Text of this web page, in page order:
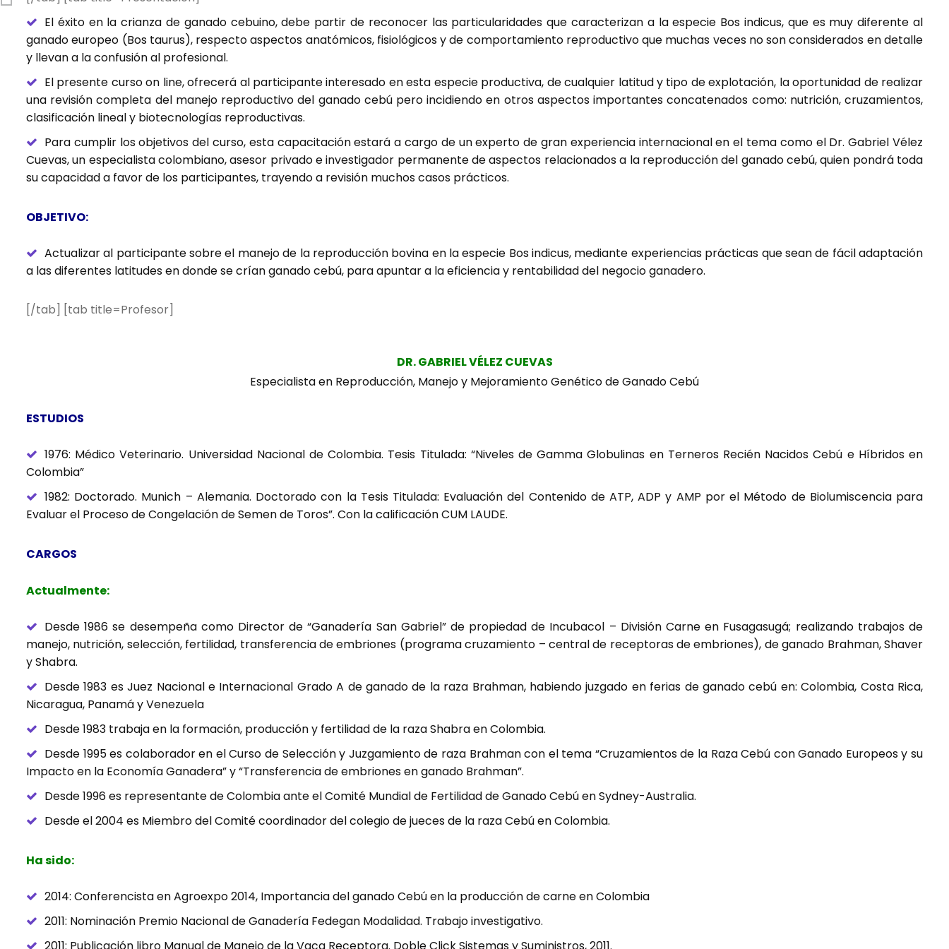
El éxito en la crianza de ganado cebuino, debe partir de reconocer las particularidades que caracterizan a la especie Bos indicus, que es muy diferente al
ganado europeo (Bos taurus), respecto aspectos anatómicos, fisiológicos y de comportamiento reproductivo que muchas veces no son considerados en detalle
y llevan a la confusión al profesional.
El presente curso on line, ofrecerá al participante interesado en esta especie productiva, de cualquier latitud y tipo de explotación, la oportunidad de realizar
una revisión completa del manejo reproductivo del ganado cebú pero incidiendo en otros aspectos importantes concatenados como: nutrición, cruzamientos,
clasificación lineal y biotecnologías reproductivas.
Para cumplir los objetivos del curso, esta capacitación estará a cargo de un experto de gran experiencia internacional en el tema como el Dr. Gabriel Vélez
Cuevas, un especialista colombiano, asesor privado e investigador permanente de aspectos relacionados a la reproducción del ganado cebú, quien pondrá toda
su capacidad a favor de los participantes, trayendo a revisión muchos casos prácticos.
OBJETIVO:
Actualizar al participante sobre el manejo de la reproducción bovina en la especie Bos indicus, mediante experiencias prácticas que sean de fácil adaptación
a las diferentes latitudes en donde se crían ganado cebú, para apuntar a la eficiencia y rentabilidad del negocio ganadero.
[/tab] [tab title=Profesor]
DR. GABRIEL VÉLEZ CUEVAS
Especialista en Reproducción, Manejo y Mejoramiento Genético de Ganado Cebú
ESTUDIOS
1976: Médico Veterinario. Universidad Nacional de Colombia. Tesis Titulada: “Niveles de Gamma Globulinas en Terneros Recién Nacidos Cebú e Híbridos en
Colombia”
1982: Doctorado. Munich – Alemania. Doctorado con la Tesis Titulada: Evaluación del Contenido de ATP, ADP y AMP por el Método de Biolumiscencia para
Evaluar el Proceso de Congelación de Semen de Toros”. Con la calificación CUM LAUDE.
CARGOS
Actualmente:
Desde 1986 se desempeña como Director de “Ganadería San Gabriel” de propiedad de Incubacol – División Carne en Fusagasugá; realizando trabajos de
manejo, nutrición, selección, fertilidad, transferencia de embriones (programa cruzamiento – central de receptoras de embriones), de ganado Brahman, Shaver
y Shabra.
Desde 1983 es Juez Nacional e Internacional Grado A de ganado de la raza Brahman, habiendo juzgado en ferias de ganado cebú en: Colombia, Costa Rica,
Nicaragua, Panamá y Venezuela
Desde 1983 trabaja en la formación, producción y fertilidad de la raza Shabra en Colombia.
Desde 1995 es colaborador en el Curso de Selección y Juzgamiento de raza Brahman con el tema “Cruzamientos de la Raza Cebú con Ganado Europeos y su
Impacto en la Economía Ganadera” y “Transferencia de embriones en ganado Brahman”.
Desde 1996 es representante de Colombia ante el Comité Mundial de Fertilidad de Ganado Cebú en Sydney-Australia.
Desde el 2004 es Miembro del Comité coordinador del colegio de jueces de la raza Cebú en Colombia.
Ha sido:
2014: Conferencista en Agroexpo 2014, Importancia del ganado Cebú en la producción de carne en Colombia
2011: Nominación Premio Nacional de Ganadería Fedegan Modalidad. Trabajo investigativo.